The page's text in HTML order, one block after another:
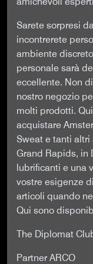
Sarete sorpresi
incontrerete
ambiente
personale sarà
eccellente. Non
nostro negozio
molti prodotti.
acquistare
Sweat e tanti
Grand Rapids, in
lubrificanti e una
vostre esigenze
articoli quando
Qui sono
The Diplomat
Partner ARCO